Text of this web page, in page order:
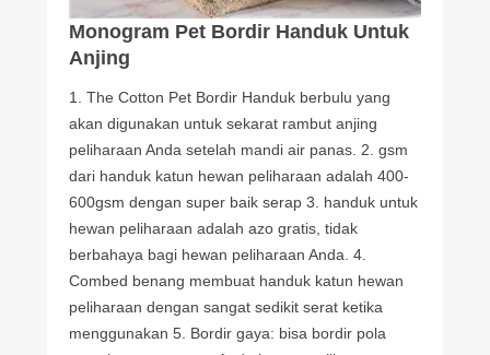
Monogram Pet Bordir Handuk Untuk
Anjing
1. The Cotton Pet Bordir Handuk berbulu yang
akan digunakan untuk sekarat rambut anjing
peliharaan Anda setelah mandi air panas. 2. gsm
dari handuk katun hewan peliharaan adalah 400-
600gsm dengan super baik serap 3. handuk untuk
hewan peliharaan adalah azo gratis, tidak
berbahaya bagi hewan peliharaan Anda. 4.
Combed benang membuat handuk katun hewan
peliharaan dengan sangat sedikit serat ketika
menggunakan 5. Bordir gaya: bisa bordir pola